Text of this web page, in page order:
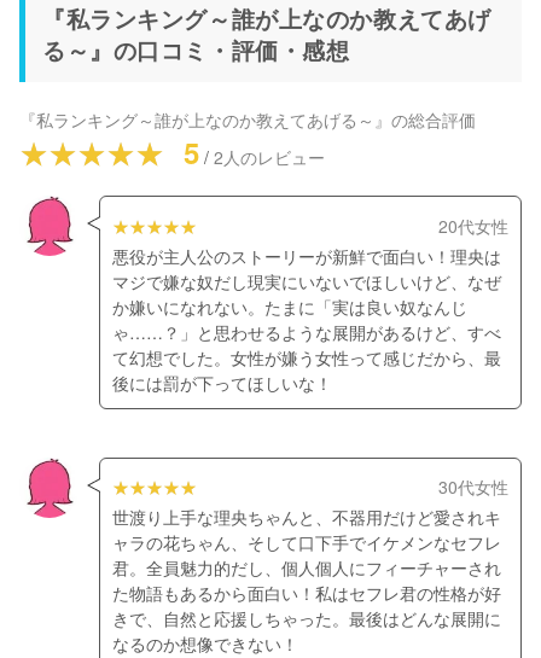
『私ランキング～誰が上なのか教えてあげ
る～』の口コミ・評価・感想
『私ランキング～誰が上なのか教えてあげる～』 の総合評価
5 / 2人のレビュー
20代女性
悪役が主人公のストーリーが新鮮で面白い！理央は
マジで嫌な奴だし現実にいないでほしいけど、なぜ
か嫌いになれない。たまに「実は良い奴なんじ
ゃ……？」と思わせるような展開があるけど、すべ
て幻想でした。女性が嫌う女性って感じだから、最
後には罰が下ってほしいな！
30代女性
世渡り上手な理央ちゃんと、不器用だけど愛されキ
ャラの花ちゃん、そして口下手でイケメンなセフレ
君。全員魅力的だし、個人個人にフィーチャーされ
た物語もあるから面白い！私はセフレ君の性格が好
きで、自然と応援しちゃった。最後はどんな展開に
なるのか想像できない！